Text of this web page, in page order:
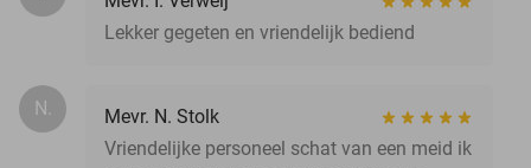
Lekker gegeten en vriendelijk bediend
N.
Mevr. N. Stolk
Vriendelijke personeel schat van een meid ik